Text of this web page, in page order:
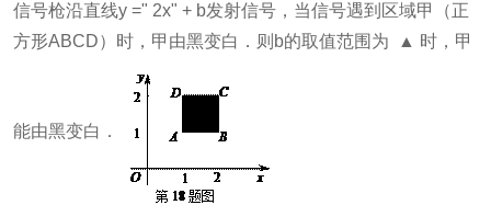
信号枪沿直线y =" 2x" + b发射信号，当信号遇到区域甲（正
方形ABCD）时，甲由黑变白．则b的取值范围为 ▲ 时，甲
能由黑变白．